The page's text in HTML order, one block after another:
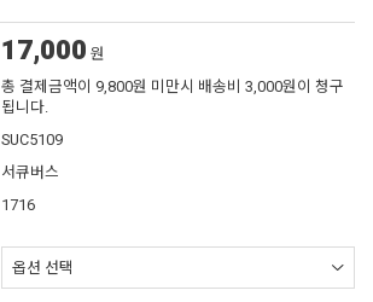
17,000 원
총 결제금액이 9,800원 미만시 배송비 3,000원이 청구
됩니다.
SUC5109
서큐버스
1716